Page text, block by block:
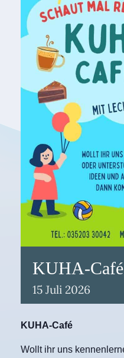
KUHA-Café
15 Juli 2026
KUHA-Café
Wollt ihr uns